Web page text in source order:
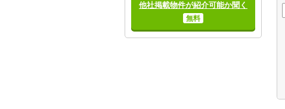
他社掲載物件が紹介可能か聞く
無料